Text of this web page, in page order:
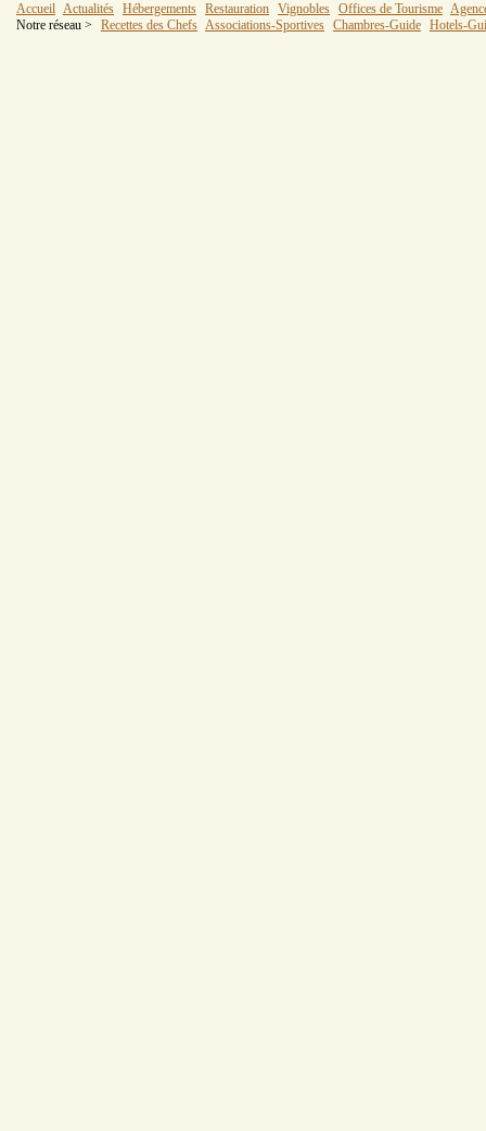
Accueil Actualités Hébergements Restauration Vignobles Offices de Tourisme
Notre réseau >
Recettes des Chefs Associations-Sportives Chambres-Guide Hotels-